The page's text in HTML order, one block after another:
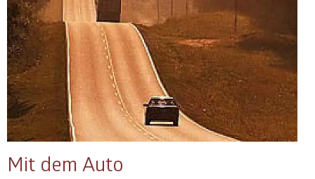
Mit dem Auto